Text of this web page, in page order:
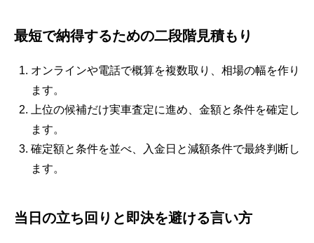
最短で納得するための二段階見積もり
オンラインや電話で概算を複数取り、相場の幅を作り
ます。
上位の候補だけ実車査定に進め、金額と条件を確定し
ます。
確定額と条件を並べ、入金日と減額条件で最終判断し
ます。
当日の立ち回りと即決を避ける言い方